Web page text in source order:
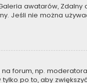
awatarów, Zdalny
Jeśli nie można
forum, np.
po to, aby